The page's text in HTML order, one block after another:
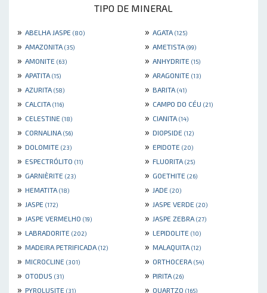
TIPO DE MINERAL
» ABELHA JASPE (80) » AGATA (125)
» AMAZONITA (35) » AMETISTA (99)
» AMONITE (63) » ANHYDRITE (15)
» APATITA (15) » ARAGONITE (13)
» AZURITA (58) » BARITA (41)
» CALCITA (116) » CAMPO DO CÉU (21)
» CELESTINE (18) » CIANITA (14)
» CORNALINA (56) » DIOPSIDE (12)
» DOLOMITE (23) » EPIDOTE (20)
» ESPECTRÓLITO (11) » FLUORITA (25)
» GARNIÈRITE (23) » GOETHITE (26)
» HEMATITA (18) » JADE (20)
» JASPE (172) » JASPE VERDE (20)
» JASPE VERMELHO (19) » JASPE ZEBRA (27)
» LABRADORITE (202) » LEPIDOLITE (10)
» MADEIRA PETRIFICADA (12) » MALAQUITA (12)
» MICROCLINE (301) » ORTHOCERA (54)
» OTODUS (31) » PIRITA (26)
» PYROLUSITE (31) » QUARTZO (165)